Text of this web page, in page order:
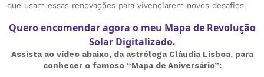
que usam essas renovações para vivenciarem novos desafios.
Quero encomendar agora o meu Mapa de Revolução
Solar Digitalizado.
Assista ao vídeo abaixo, da astróloga Cláudia Lisboa, para
conhecer o famoso “Mapa de Aniversário”: